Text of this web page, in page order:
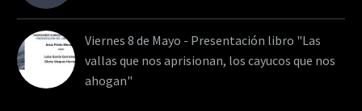
Viernes 8 de Mayo - Presentación libro "Las
vallas que nos aprisionan, los cayucos que nos
ahogan"